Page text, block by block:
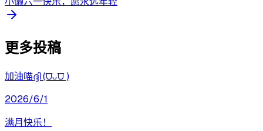
更多投稿
加油喵ദ്ദി (⩌ᴗ⩌ )
2026/6/1
满月快乐！